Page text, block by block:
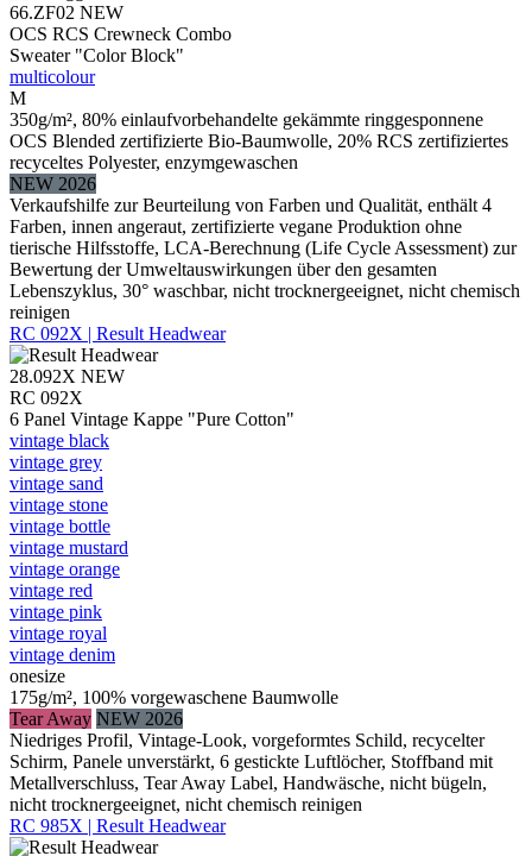
66.ZF02 NEW
OCS RCS Crewneck Combo
Sweater "Color Block"
multicolour
M
350g/m², 80% einlaufvorbehandelte gekämmte ringgesponnene
OCS Blended zertifizierte Bio-Baumwolle, 20% RCS zertifiziertes
recyceltes Polyester, enzymgewaschen
NEW 2026
Verkaufshilfe zur Beurteilung von Farben und Qualität, enthält 4
Farben, innen angeraut, zertifizierte vegane Produktion ohne
tierische Hilfsstoffe, LCA-Berechnung (Life Cycle Assessment) zur
Bewertung der Umweltauswirkungen über den gesamten
Lebenszyklus, 30° waschbar, nicht trocknergeeignet, nicht chemisch
reinigen
RC 092X | Result Headwear
28.092X NEW
RC 092X
6 Panel Vintage Kappe "Pure Cotton"
vintage black
vintage grey
vintage sand
vintage stone
vintage bottle
vintage mustard
vintage orange
vintage red
vintage pink
vintage royal
vintage denim
onesize
175g/m², 100% vorgewaschene Baumwolle
Tear Away NEW 2026
Niedriges Profil, Vintage-Look, vorgeformtes Schild, recycelter
Schirm, Panele unverstärkt, 6 gestickte Luftlöcher, Stoffband mit
Metallverschluss, Tear Away Label, Handwäsche, nicht bügeln,
nicht trocknergeeignet, nicht chemisch reinigen
RC 985X | Result Headwear